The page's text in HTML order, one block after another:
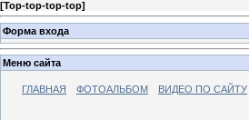
[Top-top-top-top]
Форма входа
Меню сайта
ГЛАВНАЯ ФОТОАЛЬБОМ ВИДЕО ПО САЙТУ